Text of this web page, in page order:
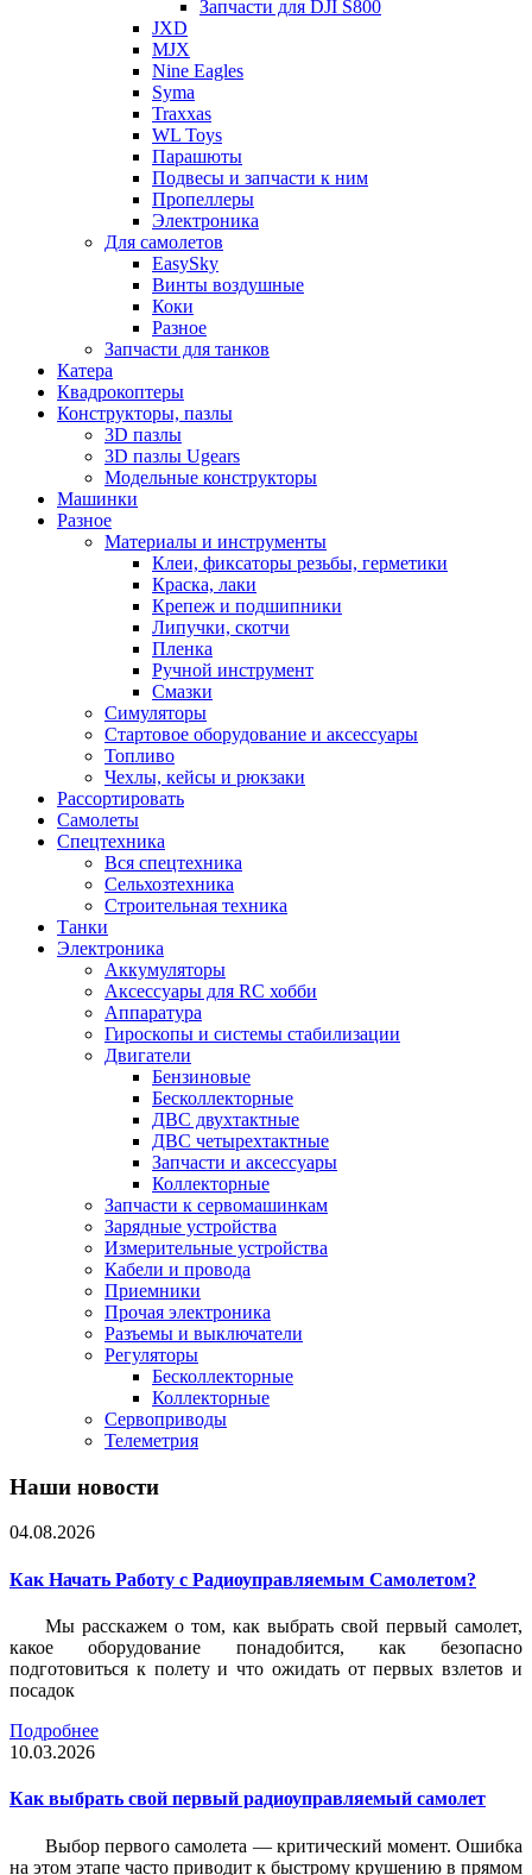
Запчасти для DJI S800
JXD
MJX
Nine Eagles
Syma
Traxxas
WL Toys
Парашюты
Подвесы и запчасти к ним
Пропеллеры
Электроника
Для самолетов
EasySky
Винты воздушные
Коки
Разное
Запчасти для танков
Катера
Квадрокоптеры
Конструкторы, пазлы
3D пазлы
3D пазлы Ugears
Модельные конструкторы
Машинки
Разное
Материалы и инструменты
Клеи, фиксаторы резьбы, герметики
Краска, лаки
Крепеж и подшипники
Липучки, скотчи
Пленка
Ручной инструмент
Смазки
Симуляторы
Стартовое оборудование и аксессуары
Топливо
Чехлы, кейсы и рюкзаки
Рассортировать
Самолеты
Спецтехника
Вся спецтехника
Сельхозтехника
Строительная техника
Танки
Электроника
Аккумуляторы
Аксессуары для RC хобби
Аппаратура
Гироскопы и системы стабилизации
Двигатели
Бензиновые
Бесколлекторные
ДВС двухтактные
ДВС четырехтактные
Запчасти и аксессуары
Коллекторные
Запчасти к сервомашинкам
Зарядные устройства
Измерительные устройства
Кабели и провода
Приемники
Прочая электроника
Разъемы и выключатели
Регуляторы
Бесколлекторные
Коллекторные
Сервоприводы
Телеметрия
Наши новости
04.08.2026
Как Начать Работу с Радиоуправляемым Самолетом?
Мы расскажем о том, как выбрать свой первый самолет,
какое оборудование понадобится, как безопасно
подготовиться к полету и что ожидать от первых взлетов и
посадок
Подробнее
10.03.2026
Как выбрать свой первый радиоуправляемый самолет
Выбор первого самолета — критический момент. Ошибка
на этом этапе часто приводит к быстрому крушению в прямом